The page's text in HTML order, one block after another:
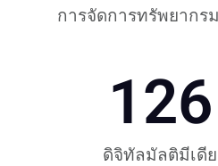
การจัดการทรัพยากร
ดิจิทัลมัลติมีเดีย
126